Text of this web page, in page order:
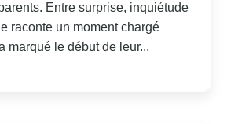
Entre surprise, inquiétude
raconte un moment chargé
marqué le début de leur...